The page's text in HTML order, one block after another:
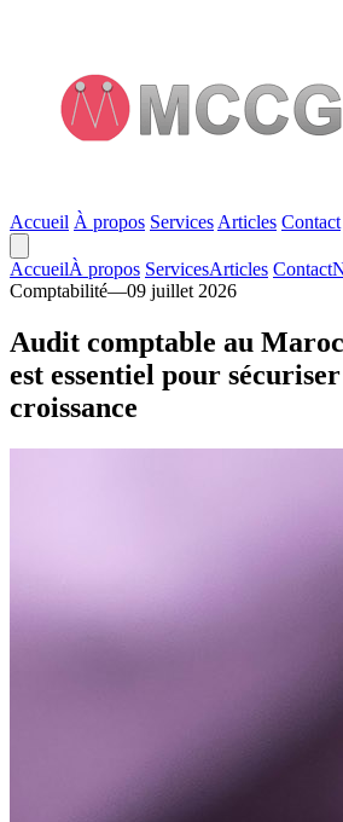
Accueil À propos Services Articles Contact
AccueilÀ propos ServicesArticles Contact
Comptabilité—09 juillet 2026
Audit comptable au
est essentiel pour
croissance